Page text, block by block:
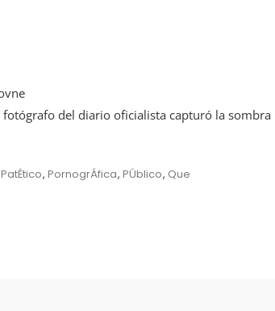
del diario oficialista capturó la sombra
PatÉtico, PornogrÁfica, PÚblico, Que